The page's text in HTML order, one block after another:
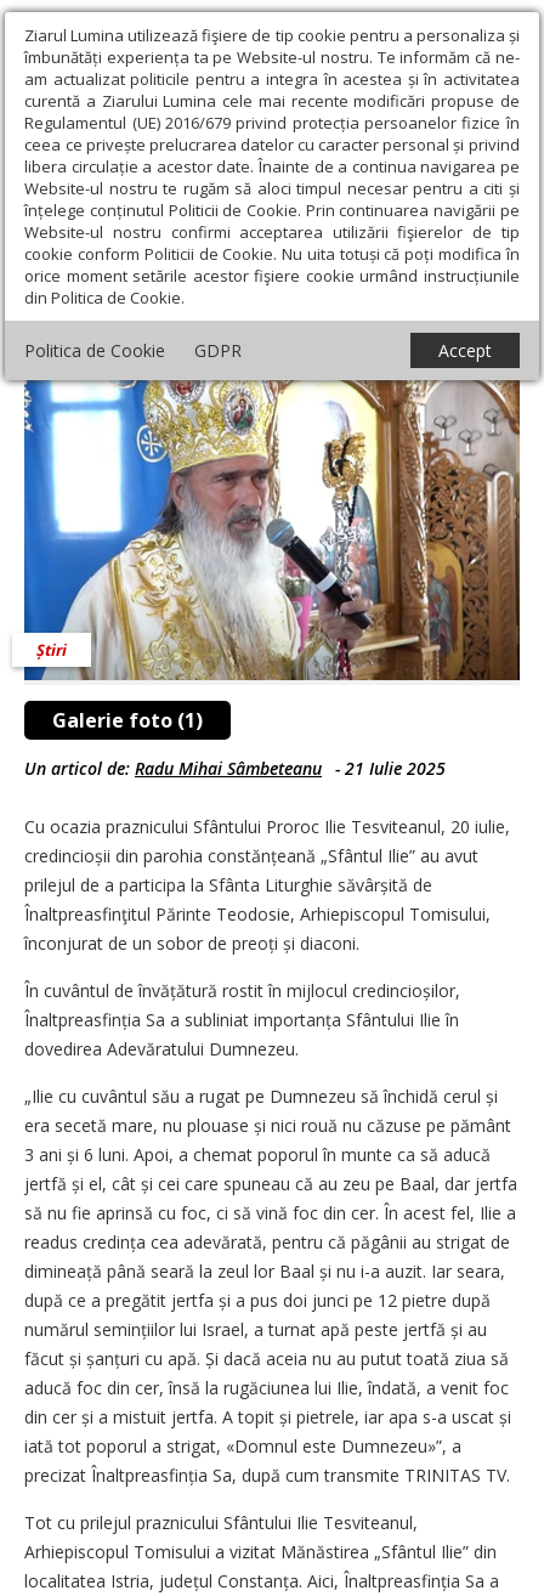
Ziarul Lumina utilizează fişiere de tip cookie pentru a personaliza și
îmbunătăți experiența ta pe Website-ul nostru. Te informăm că ne-
am actualizat politicile pentru a integra în acestea și în activitatea
curentă a Ziarului Lumina cele mai recente modificări propuse de
Regulamentul (UE) 2016/679 privind protecția persoanelor fizice în
ceea ce privește prelucrarea datelor cu caracter personal și privind
libera circulație a acestor date. Înainte de a continua navigarea pe
Website-ul nostru te rugăm să aloci timpul necesar pentru a citi și
înțelege conținutul Politicii de Cookie. Prin continuarea navigării pe
Website-ul nostru confirmi acceptarea utilizării fişierelor de tip
cookie conform Politicii de Cookie. Nu uita totuși că poți modifica în
orice moment setările acestor fişiere cookie urmând instrucțiunile
din Politica de Cookie.
Politica de Cookie GDPR Accept
Ziarul Lumina › Actualitate religioasă › Știri › Sfântul Proroc Ilie
sărbătorit și în Constanța
Sfântul Proroc Ilie sărbătorit și în
Constanța
Galerie foto (1)
Știri
Un articol de: Radu Mihai Sâmbeteanu - 21 Iulie 2025
Cu ocazia praznicului Sfântului Proroc Ilie Tesviteanul, 20 iulie,
credincioșii din parohia constănțeană „Sfântul Ilie” au avut
prilejul de a participa la Sfânta Liturghie săvârșită de
Înaltpreasfinţitul Părinte Teodosie, Arhiepiscopul Tomisului,
înconjurat de un sobor de preoți și diaconi.
În cuvântul de învățătură rostit în mijlocul credincioșilor,
Înaltpreasfinția Sa a subliniat importanța Sfântului Ilie în
dovedirea Adevăratului Dumnezeu.
„Ilie cu cuvântul său a rugat pe Dumnezeu să închidă cerul și
era secetă mare, nu plouase și nici rouă nu căzuse pe pământ
3 ani și 6 luni. Apoi, a chemat poporul în munte ca să aducă
jertfă și el, cât și cei care spuneau că au zeu pe Baal, dar jertfa
să nu fie aprinsă cu foc, ci să vină foc din cer. În acest fel, Ilie a
readus credința cea adevărată, pentru că păgânii au strigat de
dimineață până seară la zeul lor Baal și nu i-a auzit. Iar seara,
după ce a pregătit jertfa și a pus doi junci pe 12 pietre după
numărul semințiilor lui Israel, a turnat apă peste jertfă și au
făcut și șanțuri cu apă. Și dacă aceia nu au putut toată ziua să
aducă foc din cer, însă la rugăciunea lui Ilie, îndată, a venit foc
din cer și a mistuit jertfa. A topit și pietrele, iar apa s-a uscat și
iată tot poporul a strigat, «Domnul este Dumnezeu»”, a
precizat Înaltpreasfinția Sa, după cum transmite TRINITAS TV.
Tot cu prilejul praznicului Sfântului Ilie Tesviteanul,
Arhiepiscopul Tomisului a vizitat Mănăstirea „Sfântul Ilie” din
localitatea Istria, județul Constanța. Aici, Înaltprea­sfinția Sa a